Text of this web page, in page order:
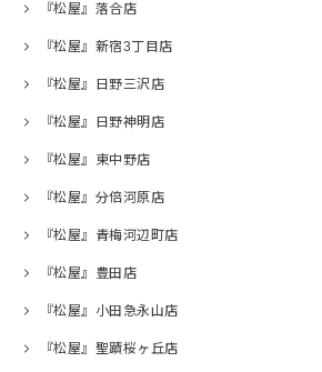
『松屋』落合店
『松屋』新宿3丁目店
『松屋』日野三沢店
『松屋』日野神明店
『松屋』東中野店
『松屋』分倍河原店
『松屋』青梅河辺町店
『松屋』豊田店
『松屋』小田急永山店
『松屋』聖蹟桜ヶ丘店